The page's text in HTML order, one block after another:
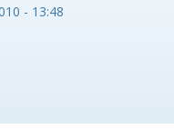
- 13:48